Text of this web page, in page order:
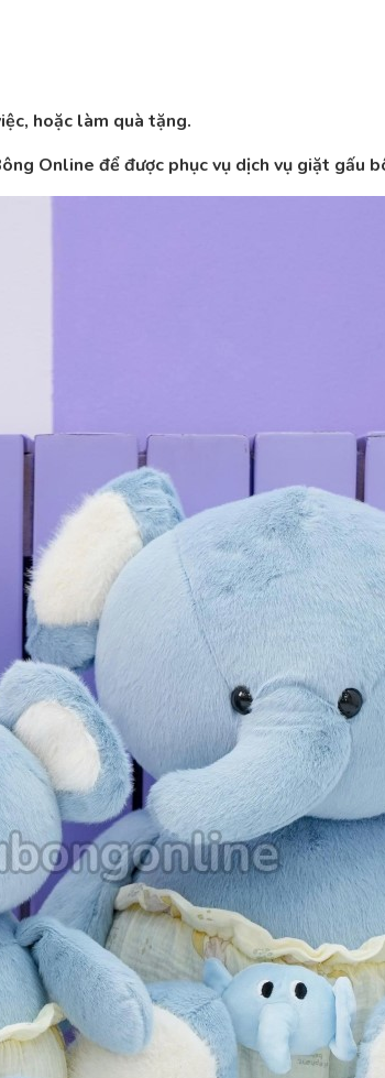
hoặc làm quà tặng.
Online để được phục vụ dịch vụ giặt gấu